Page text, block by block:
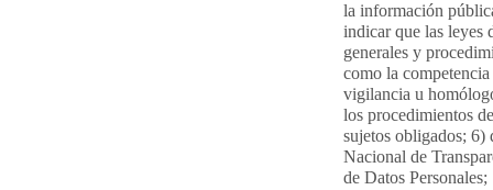
la información
indicar que las leyes
generales y
como la
vigilancia u
los procedimientos
sujetos obligados; 6)
Nacional de
de Datos